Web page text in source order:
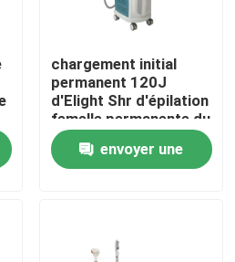
chargement initial
permanent 120J
d'Elight Shr d'épilation
femelle permanente du
visage 110V
envoyer une